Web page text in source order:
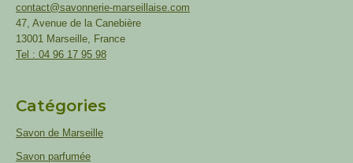
contact@savonnerie-marseillaise.com
47, Avenue de la Canebière
13001 Marseille, France
Tel : 04 96 17 95 98
Catégories
Savon de Marseille
Savon parfumée